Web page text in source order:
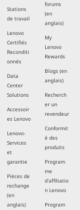
Stations
de travail
Lenovo
Certifiés
Reconditi
onnés
Data
Center
Solutions
Accessoir
es Lenovo
Lenovo-
Services
et
garantie
Pièces de
rechange
(en
anglais)
forums
(en
anglais)
My
Lenovo
Rewards
Blogs (en
anglais)
Recherch
er un
revendeur
Conformit
é des
produits
Program
me
d'affiliatio
n Lenovo
Program